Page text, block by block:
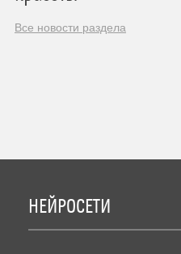
Все новости раздела
НЕЙРОСЕТИ